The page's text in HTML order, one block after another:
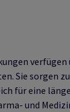
verfügen
Sie sorgen
für eine
und